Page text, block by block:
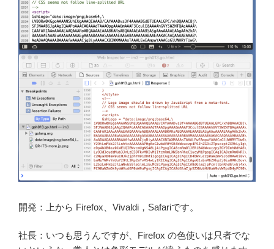
開発：上から Firefox、Vivaldi，Safariです。
社長：いつも思うんですが、Firefox の色使いは只者でな